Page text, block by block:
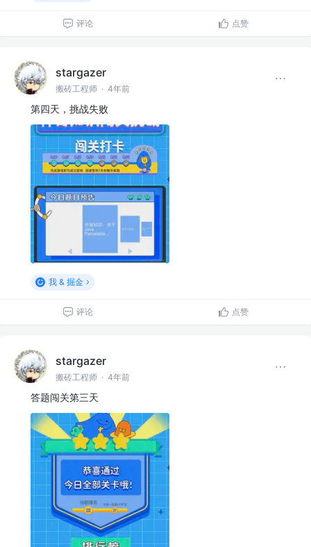
评论 点赞
stargazer
搬砖工程师 · 4年前
第四天，挑战失败
我 & 掘金
评论 点赞
stargazer
搬砖工程师 · 4年前
答题闯关第三天